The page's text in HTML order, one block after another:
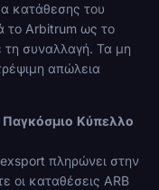
κατάθεσης του
το Arbitrum ως το
τη συναλλαγή. Τα μη
απώλεια
Κύπελλο
πληρώνει στην
οι καταθέσεις ARB